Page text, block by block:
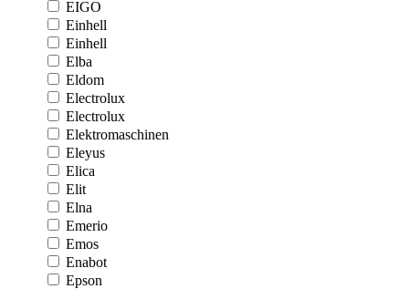
EIGO
Einhell
Einhell
Elba
Eldom
Electrolux
Electrolux
Elektromaschinen
Eleyus
Elica
Elit
Elna
Emerio
Emos
Enabot
Epson